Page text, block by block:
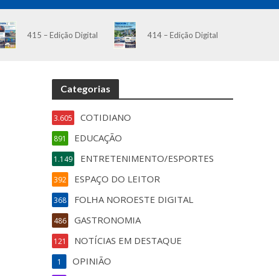
415 – Edição Digital 414 – Edição Digital
Categorias
COTIDIANO
3.605
EDUCAÇÃO
891
ENTRETENIMENTO/ESPORTES
1.149
ESPAÇO DO LEITOR
392
FOLHA NOROESTE DIGITAL
368
GASTRONOMIA
486
NOTÍCIAS EM DESTAQUE
121
OPINIÃO
1